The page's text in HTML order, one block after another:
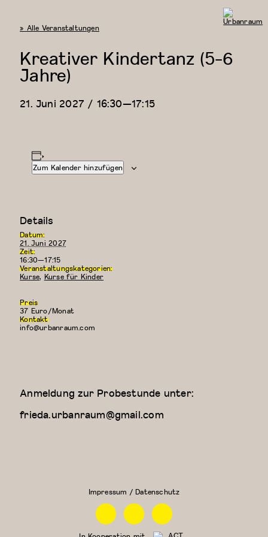
« Alle Veranstaltungen
Kreativer Kindertanz (5-6
Jahre)
21. Juni 2027 / 16:30—17:15
Anmeldung zur Probestunde unter:
frieda.urbanraum@gmail.com
Zum Kalender hinzufügen
Details
Datum:
21. Juni 2027
Zeit:
16:30—17:15
Veranstaltungskategorien:
Kurse, Kurse für Kinder
Preis
37 Euro/Monat
Kontakt
info@urbanraum.com
Impressum / Datenschutz
FacebookInstagramLinkedin